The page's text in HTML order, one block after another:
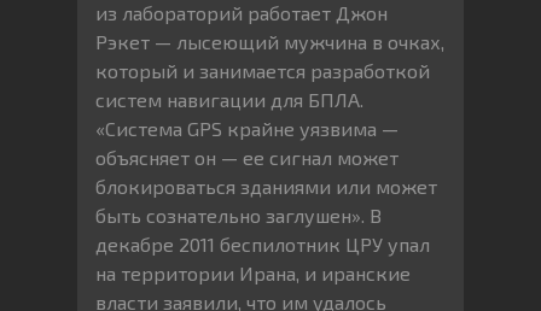
из лабораторий работает Джон
Рэкет — лысеющий мужчина в очках,
который и занимается разработкой
систем навигации для БПЛА.
«Система GPS крайне уязвима —
объясняет он — ее сигнал может
блокироваться зданиями или может
быть сознательно заглушен». В
декабре 2011 беспилотник ЦРУ упал
на территории Ирана, и иранские
власти заявили, что им удалось